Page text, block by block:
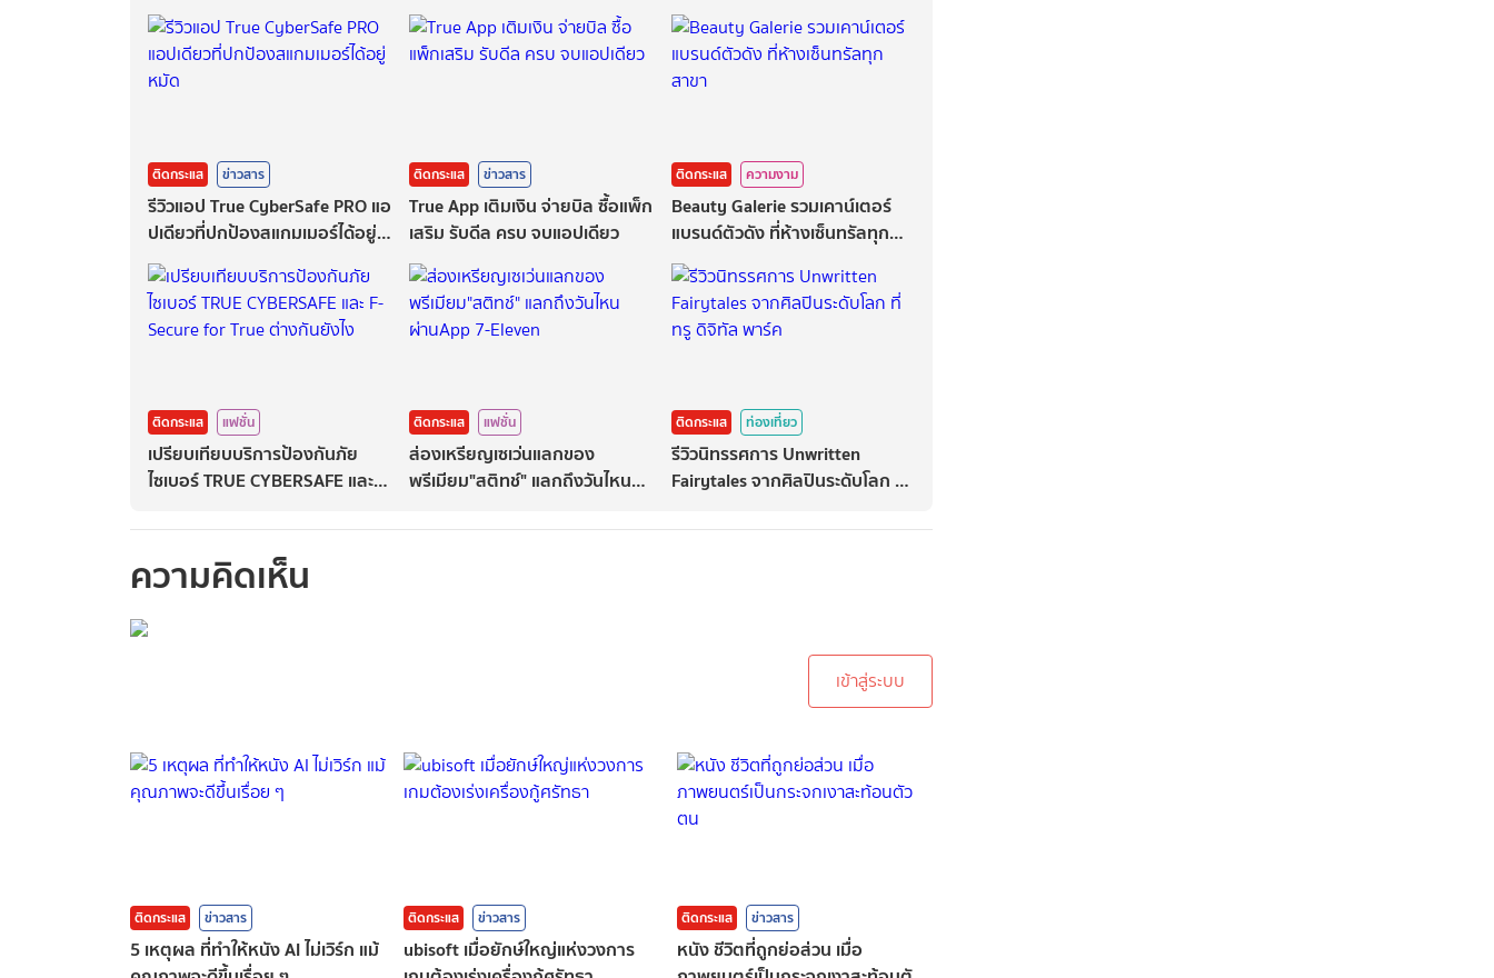
ติดกระแส ข่าวสาร
รีวิวแอป True CyberSafe PRO แอ
ปเดียวที่ปกป้องสแกมเมอร์ได้อยู่
หมัด
ติดกระแส ข่าวสาร
True App เติมเงิน จ่ายบิล ซื้อแพ็ก
เสริม รับดีล ครบ จบแอปเดียว
ติดกระแส ความงาม
Beauty Galerie รวมเคาน์เตอร์
แบรนด์ตัวดัง ที่ห้างเซ็นทรัลทุก
สาขา
ติดกระแส แฟชั่น
เปรียบเทียบบริการป้องกันภัย
ไซเบอร์ TRUE CYBERSAFE และ
ติดกระแส แฟชั่น
ส่องเหรียญเซเว่นแลกของ
พรีเมียม"สติทช์" แลกถึงวันไหน
ติดกระแส ท่องเที่ยว
รีวิวนิทรรศการ Unwritten
Fairytales จากศิลปินระดับโลก ที่
ความคิดเห็น
เข้าสู่ระบบ
ติดกระแส ข่าวสาร
5 เหตุผล ที่ทำให้หนัง AI ไม่เวิร์ก แม้
ติดกระแส ข่าวสาร
ubisoft เมื่อยักษ์ใหญ่แห่งวงการ
ติดกระแส ข่าวสาร
หนัง ชีวิตที่ถูกย่อส่วน เมื่อ